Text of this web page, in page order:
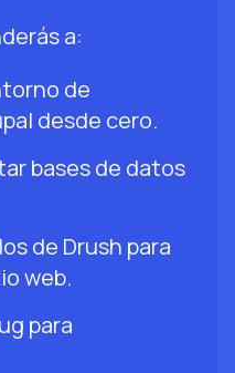
a:
de
desde cero.
bases de datos
de Drush para
web.
para